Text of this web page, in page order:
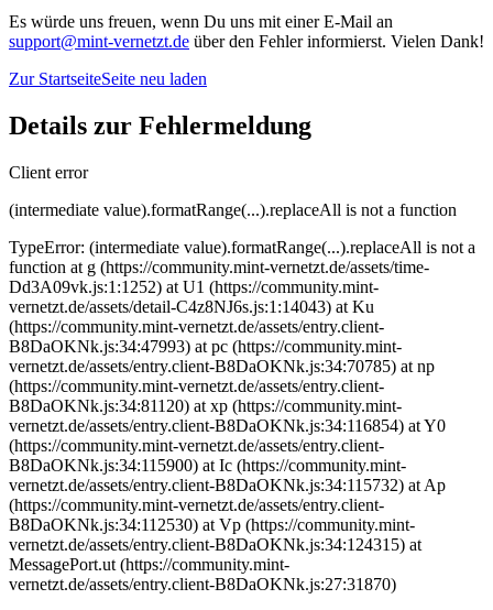
Es würde uns freuen, wenn Du uns mit einer E-Mail an
support@mint-vernetzt.de über den Fehler informierst. Vielen Dank!
Zur StartseiteSeite neu laden
Details zur Fehlermeldung
Client error
(intermediate value).formatRange(...).replaceAll is not a function
TypeError: (intermediate value).formatRange(...).replaceAll is not a
function at g (https://community.mint-vernetzt.de/assets/time-
Dd3A09vk.js:1:1252) at U1 (https://community.mint-
vernetzt.de/assets/detail-C4z8NJ6s.js:1:14043) at Ku
(https://community.mint-vernetzt.de/assets/entry.client-
B8DaOKNk.js:34:47993) at pc (https://community.mint-
vernetzt.de/assets/entry.client-B8DaOKNk.js:34:70785) at np
(https://community.mint-vernetzt.de/assets/entry.client-
B8DaOKNk.js:34:81120) at xp (https://community.mint-
vernetzt.de/assets/entry.client-B8DaOKNk.js:34:116854) at Y0
(https://community.mint-vernetzt.de/assets/entry.client-
B8DaOKNk.js:34:115900) at Ic (https://community.mint-
vernetzt.de/assets/entry.client-B8DaOKNk.js:34:115732) at Ap
(https://community.mint-vernetzt.de/assets/entry.client-
B8DaOKNk.js:34:112530) at Vp (https://community.mint-
vernetzt.de/assets/entry.client-B8DaOKNk.js:34:124315) at
MessagePort.ut (https://community.mint-
vernetzt.de/assets/entry.client-B8DaOKNk.js:27:31870)